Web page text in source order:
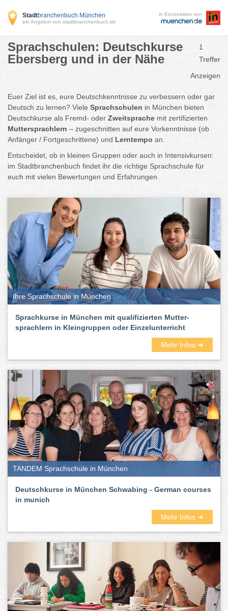
Stadtbranchenbuch München
ein Angebot von stadtbranchenbuch.de
in Konzession von
Sprachschulen: Deutschkurse
Ebersberg und in der Nähe
1
Treffer
Anzeigen
Euer Ziel ist es, eure Deutschkenntnisse zu verbessern oder gar
Deutsch zu lernen? Viele Sprachschulen in München bieten
Deutschkurse als Fremd- oder Zweitsprache mit zertifizierten
Muttersprachlern – zugeschnitten auf eure Vorkenntnisse (ob
Anfänger / Fortgeschrittene) und Lerntempo an.
Entscheidet, ob in kleinen Gruppen oder auch in Intensivkursen:
im Stadtbranchenbuch findet ihr die richtige Sprachschule für
euch mit vielen Bewertungen und Erfahrungen.
Ihre Sprachschule in München
Sprachkurse in München mit qualifizierten Mutter-
sprachlern in Kleingruppen oder Einzelunterricht
Mehr Infos ➜
TANDEM Sprachschule in München
Deutschkurse in München Schwabing - German courses
in munich
Mehr Infos ➜